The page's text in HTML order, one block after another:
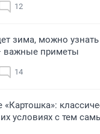
12
зима, можно
важные приметы
14
условиях с тем